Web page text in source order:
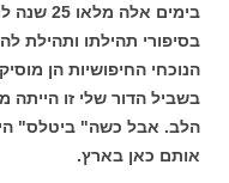
בימים
בסיפורי תהילתו ותהילת
הנוכחי החיפושיות הן
בשביל הדור שלי זו
הלב. אבל כשה" ביטלס"
אותם כאן בארץ.